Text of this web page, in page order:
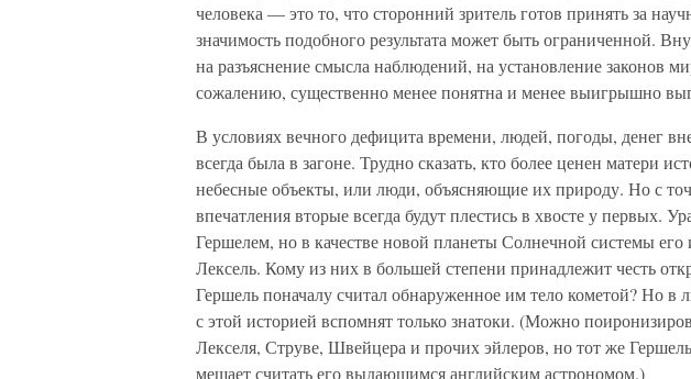
человека — это то, что сторонний зритель готов принять за
значимость подобного результата может быть ограниченной.
на разъяснение смысла наблюдений, на установление законов
сожалению, существенно менее понятна и менее выигрышно
В условиях вечного дефицита времени, людей, погоды, денег
всегда была в загоне. Трудно сказать, кто более ценен матери
небесные объекты, или люди, объясняющие их природу. Но с
впечатления вторые всегда будут плестись в хвосте у первых.
Гершелем, но в качестве новой планеты Солнечной системы
Лексель. Кому из них в большей степени принадлежит честь
Гершель поначалу считал обнаруженное им тело кометой? Но в
с этой историей вспомнят только знатоки. (Можно
Лекселя, Струве, Швейцера и прочих эйлеров, но тот же
мешает считать его выдающимся английским астрономом.)